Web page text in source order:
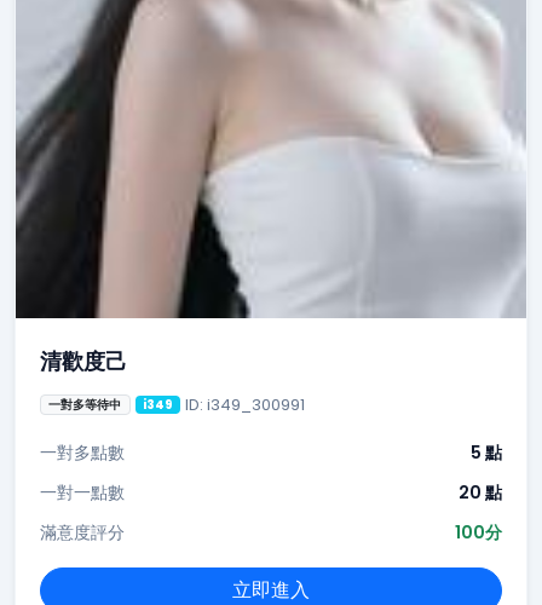
清歡度己
一對多等待中 i349 ID: i349_300991
一對多點數
5 點
一對一點數
20 點
滿意度評分
100分
立即進入